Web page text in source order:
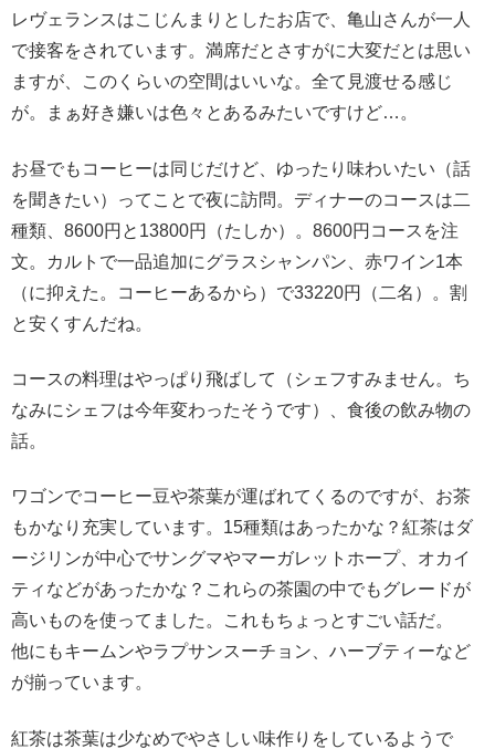
レヴェランスはこじんまりとしたお店で、亀山さんが一人
で接客をされています。満席だとさすがに大変だとは思い
ますが、このくらいの空間はいいな。全て見渡せる感じ
が。まぁ好き嫌いは色々とあるみたいですけど…。
お昼でもコーヒーは同じだけど、ゆったり味わいたい（話
を聞きたい）ってことで夜に訪問。ディナーのコースは二
種類、8600円と13800円（たしか）。8600円コースを注
文。カルトで一品追加にグラスシャンパン、赤ワイン1本
（に抑えた。コーヒーあるから）で33220円（二名）。割
と安くすんだね。
コースの料理はやっぱり飛ばして（シェフすみません。ち
なみにシェフは今年変わったそうです）、食後の飲み物の
話。
ワゴンでコーヒー豆や茶葉が運ばれてくるのですが、お茶
もかなり充実しています。15種類はあったかな？紅茶はダ
ージリンが中心でサングマやマーガレットホープ、オカイ
ティなどがあったかな？これらの茶園の中でもグレードが
高いものを使ってました。これもちょっとすごい話だ。
他にもキームンやラプサンスーチョン、ハーブティーなど
が揃っています。
紅茶は茶葉は少なめでやさしい味作りをしているようで